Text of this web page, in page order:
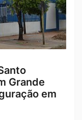
Grande
em